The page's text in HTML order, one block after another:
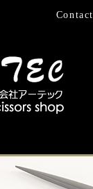
Contact